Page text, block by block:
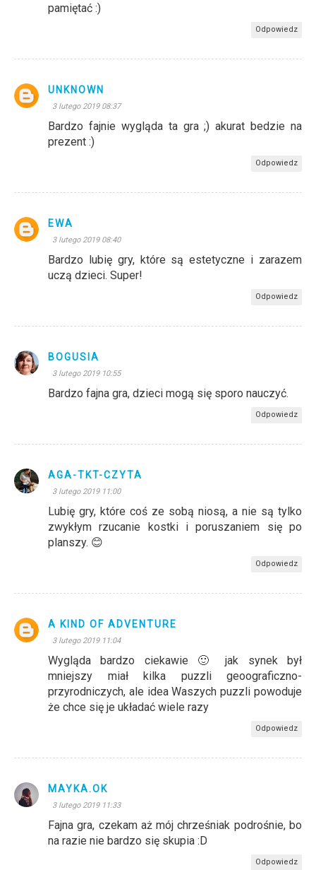
pamiętać :)
Odpowiedz
UNKNOWN
3 lutego 2019 08:37
Bardzo fajnie wygląda ta gra ;) akurat bedzie na
prezent :)
Odpowiedz
EWA
3 lutego 2019 08:40
Bardzo lubię gry, które są estetyczne i zarazem
uczą dzieci. Super!
Odpowiedz
BOGUSIA
3 lutego 2019 10:55
Bardzo fajna gra, dzieci mogą się sporo nauczyć.
Odpowiedz
AGA-TKT-CZYTA
3 lutego 2019 11:00
Lubię gry, które coś ze sobą niosą, a nie są tylko
zwykłym rzucanie kostki i poruszaniem się po
planszy. 😊
Odpowiedz
A KIND OF ADVENTURE
3 lutego 2019 11:04
Wygląda bardzo ciekawie 🙂 jak synek był
mniejszy miał kilka puzzli geoograficzno-
przyrodniczych, ale idea Waszych puzzli powoduje
że chce się je układać wiele razy
Odpowiedz
MAYKA.OK
3 lutego 2019 11:33
Fajna gra, czekam aż mój chrześniak podrośnie, bo
na razie nie bardzo się skupia :D
Odpowiedz